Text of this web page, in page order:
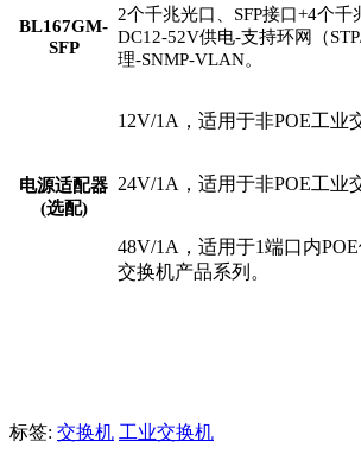
BL167GM-
SFP
2个千兆光口、 SFP接口+4个千
DC12-52V供电-支持环网（
理-SNMP-VLAN。
电源适配器
(选配)
12V/1A，适用于非POE工业
24V/1A，适用于非POE工业
48V/1A，适用于1端口内
交换机产品系列。
标签: 交换机 工业交换机